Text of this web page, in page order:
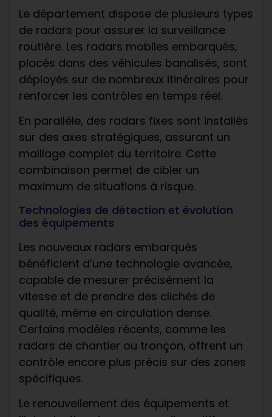
Le département dispose de plusieurs types
de radars pour assurer la surveillance
routière. Les radars mobiles embarqués,
placés dans des véhicules banalisés, sont
déployés sur de nombreux itinéraires pour
renforcer les contrôles en temps réel.
En parallèle, des radars fixes sont installés
sur des axes stratégiques, assurant un
maillage complet du territoire. Cette
combinaison permet de cibler un
maximum de situations à risque.
Technologies de détection et évolution
des équipements
Les nouveaux radars embarqués
bénéficient d’une technologie avancée,
capable de mesurer précisément la
vitesse et de prendre des clichés de
qualité, même en circulation dense.
Certains modèles récents, comme les
radars de chantier ou tronçon, offrent un
contrôle encore plus précis sur des zones
spécifiques.
Le renouvellement des équipements et